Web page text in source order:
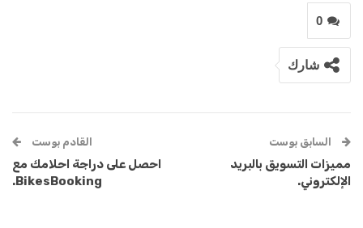
0
شارك
السابق بوست
مميزات التسويق بالبريد
الإلكتروني.
القادم بوست
احصل على دراجة احلامك مع
BikesBooking.